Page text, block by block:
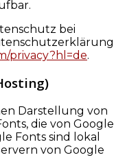
bei
privacy?hl=de.
Darstellung von
die von Google
Fonts sind lokal
von Google